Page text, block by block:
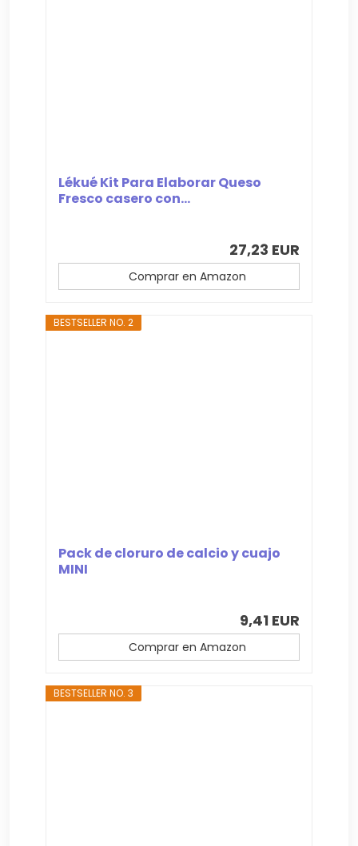
Lékué Kit Para Elaborar Queso
Fresco casero con...
27,23 EUR
Comprar en Amazon
BESTSELLER NO. 2
Pack de cloruro de calcio y cuajo
MINI
9,41 EUR
Comprar en Amazon
BESTSELLER NO. 3